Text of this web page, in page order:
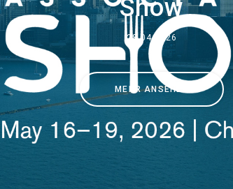
Show
28.04.2026
MEHR ANSEHEN
Wo wir sind
Arbeiten Sie mit uns